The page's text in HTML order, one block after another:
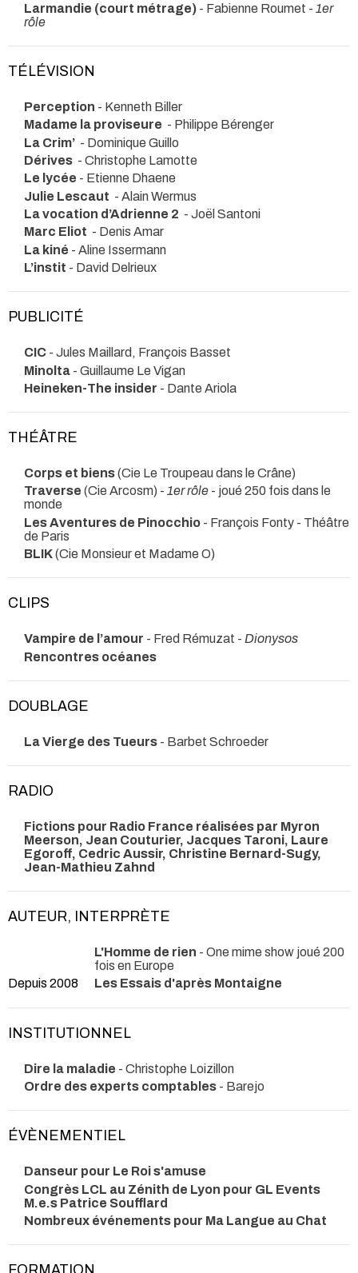
Larmandie (court métrage) - Fabienne Roumet - 1er
rôle
TÉLÉVISION
Perception - Kenneth Biller
Madame la proviseure - Philippe Bérenger
La Crim’ - Dominique Guillo
Dérives - Christophe Lamotte
Le lycée - Etienne Dhaene
Julie Lescaut - Alain Wermus
La vocation d’Adrienne 2 - Joël Santoni
Marc Eliot - Denis Amar
La kiné - Aline Issermann
L’instit - David Delrieux
PUBLICITÉ
CIC - Jules Maillard, François Basset
Minolta - Guillaume Le Vigan
Heineken-The insider - Dante Ariola
THÉÂTRE
Corps et biens(Cie Le Troupeau dans le Crâne)
Traverse (Cie Arcosm) - 1er rôle - joué 250 fois dans le
monde
Les Aventures de Pinocchio - François Fonty - Théâtre
de Paris
BLIK(Cie Monsieur et Madame O)
CLIPS
Vampire de l’amour - Fred Rémuzat - Dionysos
Rencontres océanes
DOUBLAGE
La Vierge des Tueurs - Barbet Schroeder
RADIO
Fictions pour Radio France réalisées par Myron
Meerson, Jean Couturier, Jacques Taroni, Laure
Egoroff, Cedric Aussir, Christine Bernard-Sugy,
Jean-Mathieu Zahnd
AUTEUR, INTERPRÈTE
L'Homme de rien - One mime show joué 200
fois en Europe
Depuis 2008
Les Essais d'après Montaigne
INSTITUTIONNEL
Dire la maladie - Christophe Loizillon
Ordre des experts comptables - Barejo
ÉVÈNEMENTIEL
Danseur pour Le Roi s'amuse
Congrès LCL au Zénith de Lyon pour GL Events
M.e.s Patrice Soufflard
Nombreux événements pour Ma Langue au Chat